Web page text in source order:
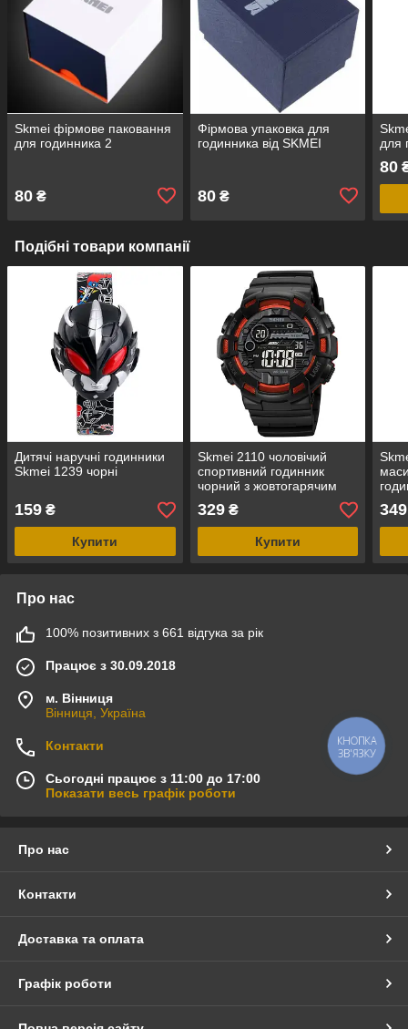
Skmei фірмове паковання
для годинника 2
80 ₴
Фірмова упаковка для
годинника від SKMEI
80₴
для
80
Подібні товари компанії
Дитячі наручні годинники
Skmei 1239 чорні
159 ₴
Купити
Skmei 2110 чоловічий
спортивний годинник
чорний з жовтогарячим
329₴
Купити
349
Про нас
100% позитивних з 661 відгука за рік
Працює з 30.09.2018
м. Вінниця
Вінниця, Україна
Контакти
Сьогодні працює з 11:00 до 17:00
Показати весь графік роботи
Про нас
Контакти
Доставка та оплата
Графік роботи
КНОПКА
ЗВ'ЯЗКУ